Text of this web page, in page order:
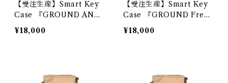
【受注生産】Smart Key
Case 『GROUND ANTI
QUE』
¥18,000
【受注生産】Smart Key
Case 『GROUND Free
Cut』
¥18,000